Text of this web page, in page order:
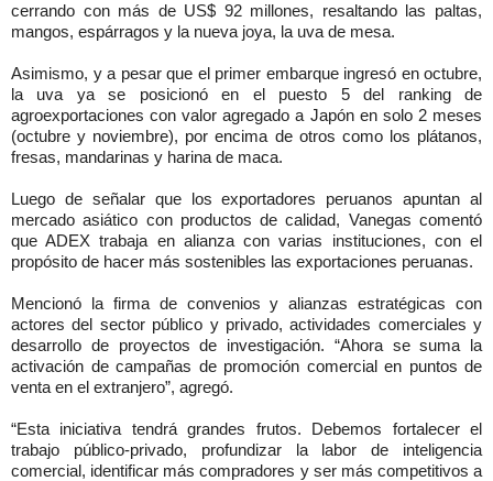
cerrando con más de US$ 92 millones, resaltando las paltas,
mangos, espárragos y la nueva joya, la uva de mesa.
Asimismo, y a pesar que el primer embarque ingresó en octubre,
la uva ya se posicionó en el puesto 5 del ranking de
agroexportaciones con valor agregado a Japón en solo 2 meses
(octubre y noviembre), por encima de otros como los plátanos,
fresas, mandarinas y harina de maca.
Luego de señalar que los exportadores peruanos apuntan al
mercado asiático con productos de calidad, Vanegas comentó
que ADEX trabaja en alianza con varias instituciones, con el
propósito de hacer más sostenibles las exportaciones peruanas.
Mencionó la firma de convenios y alianzas estratégicas con
actores del sector público y privado, actividades comerciales y
desarrollo de proyectos de investigación. “Ahora se suma la
activación de campañas de promoción comercial en puntos de
venta en el extranjero”, agregó.
“Esta iniciativa tendrá grandes frutos. Debemos fortalecer el
trabajo público-privado, profundizar la labor de inteligencia
comercial, identificar más compradores y ser más competitivos a